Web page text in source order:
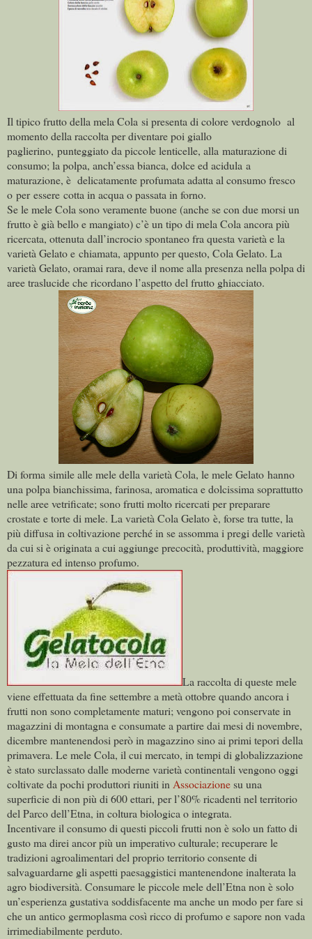
Il tipico frutto della mela Cola si presentadi colore verdognolo al
momento della raccolta per diventare poi giallo
paglierino, punteggiato da piccole lenticelle, alla maturazione di
consumo; la polpa, anch’essa bianca, dolce ed acidula a
maturazione, è delicatamente profumata adatta al consumo fresco
o per essere cotta in acqua o passata in forno.
Se le mele Cola sono veramente buone (anche se con due morsi un
frutto è già bello e mangiato) c’è un tipo di mela Cola ancora più
ricercata, ottenuta dall’incrocio spontaneo fra questa varietà e la
varietà Gelato e chiamata, appunto per questo, Cola Gelato. La
varietà Gelato, oramai rara, deve il nome alla presenza nella polpa di
aree traslucide che ricordano l’aspetto del frutto ghiacciato.
Di forma simile alle mele della varietà Cola, le mele Gelato hanno
una polpa bianchissima, farinosa, aromatica e dolcissima soprattutto
nelle aree vetrificate; sono frutti molto ricercati per preparare
crostate e torte di mele. La varietà Cola Gelato è, forse tra tutte, la
più diffusa in coltivazione perché in se assomma i pregi delle varietà
da cui si è originata a cui aggiunge precocità, produttività, maggiore
pezzatura ed intenso profumo.
La raccolta di queste mele
viene effettuata da fine settembre a metà ottobre quando ancora i
frutti non sono completamente maturi; vengono poi conservate in
magazzini di montagna e consumate a partire dai mesi di novembre,
dicembre mantenendosi però in magazzino sino ai primi tepori della
primavera. Le mele Cola, il cui mercato, in tempi di globalizzazione
è stato surclassato dalle moderne varietà continentali vengono oggi
coltivate da pochi produttori riuniti inAssociazionesu una
superficie di non più di 600 ettari, per l’80% ricadenti nel territorio
del Parco dell’Etna, in coltura biologica o integrata.
Incentivare il consumo di questi piccoli frutti non è solo un fatto di
gusto ma direi ancor più un imperativo culturale; recuperare le
tradizioni agroalimentari del proprio territorio consente di
salvaguardarne gli aspetti paesaggistici mantenendone inalterata la
agro biodiversità. Consumare le piccole mele dell’Etna non è solo
un’esperienza gustativa soddisfacente ma anche un modo per fare si
che un antico germoplasma così ricco di profumo e sapore non vada
irrimediabilmente perduto.